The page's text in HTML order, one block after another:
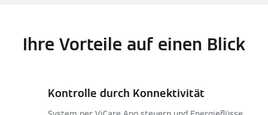
Ihre Vorteile auf einen Blick
Kontrolle durch Konnektivität